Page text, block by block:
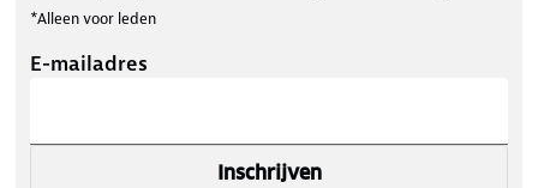
*Alleen voor leden
E-mailadres
Inschrijven